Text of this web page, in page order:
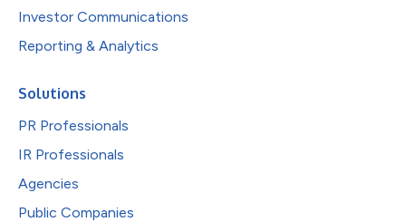
Investor Communications
Reporting & Analytics
Solutions
PR Professionals
IR Professionals
Agencies
Public Companies